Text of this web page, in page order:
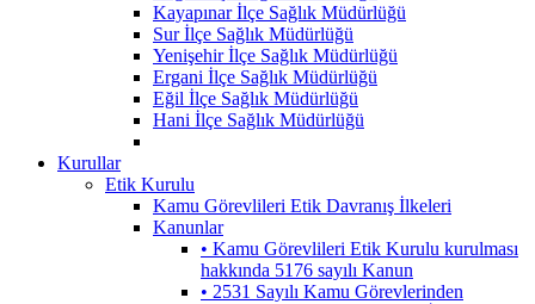
Kayapınar İlçe Sağlık Müdürlüğü
Sur İlçe Sağlık Müdürlüğü
Yenişehir İlçe Sağlık Müdürlüğü
Ergani İlçe Sağlık Müdürlüğü
Eğil İlçe Sağlık Müdürlüğü
Hani İlçe Sağlık Müdürlüğü
Kurullar
Etik Kurulu
Kamu Görevlileri Etik Davranış İlkeleri
Kanunlar
• Kamu Görevlileri Etik Kurulu kurulması
hakkında 5176 sayılı Kanun
• 2531 Sayılı Kamu Görevlerinden